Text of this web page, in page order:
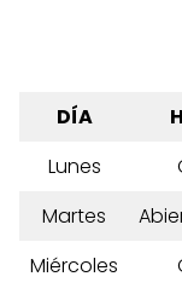
DÍA
Lunes
Martes
Miércoles